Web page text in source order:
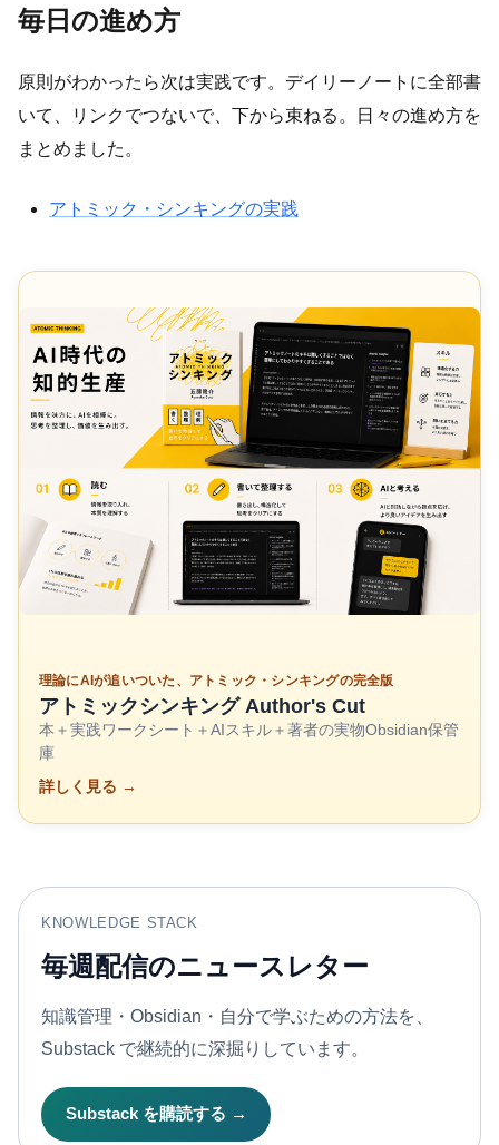
毎日の進め方
原則がわかったら次は実践です。デイリーノートに全部書
いて、リンクでつないで、下から束ねる。日々の進め方を
まとめました。
アトミック・シンキングの実践
理論にAIが追いついた、アトミック・シンキングの完全版
アトミックシンキング Author's Cut
本＋実践ワークシート＋AIスキル＋著者の実物Obsidian保管
庫
詳しく見る →
KNOWLEDGE STACK
毎週配信のニュースレター
知識管理・Obsidian・自分で学ぶための方法を、
Substack で継続的に深掘りしています。
Substack を購読する →